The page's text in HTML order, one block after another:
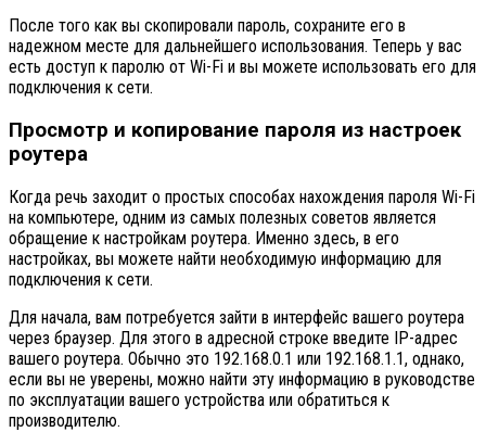
После того как вы скопировали пароль, сохраните его в
надежном месте для дальнейшего использования. Теперь у вас
есть доступ к паролю от Wi-Fi и вы можете использовать его для
подключения к сети.
Просмотр и копирование пароля из настроек
роутера
Когда речь заходит о простых способах нахождения пароля Wi-Fi
на компьютере, одним из самых полезных советов является
обращение к настройкам роутера. Именно здесь, в его
настройках, вы можете найти необходимую информацию для
подключения к сети.
Для начала, вам потребуется зайти в интерфейс вашего роутера
через браузер. Для этого в адресной строке введите IP-адрес
вашего роутера. Обычно это 192.168.0.1 или 192.168.1.1, однако,
если вы не уверены, можно найти эту информацию в руководстве
по эксплуатации вашего устройства или обратиться к
производителю.